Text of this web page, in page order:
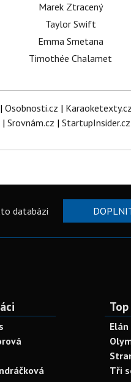
Marek Ztracený
Taylor Swift
Emma Smetana
Timothée Chalamet
| Osobnosti.cz | Karaoketexty.cz
| Srovnám.cz | StartupInsider.cz
databázi
Elán
Tři